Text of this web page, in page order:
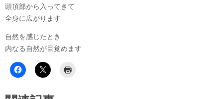
頭頂部から入ってきて
全身に広がります
自然を感じたとき
内なる自然が目覚めます